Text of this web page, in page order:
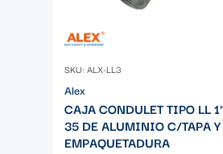
SKU: ALX-LL3
Alex
CAJA CONDULET TIPO LL
35 DE ALUMINIO C/TAPA Y
EMPAQUETADURA